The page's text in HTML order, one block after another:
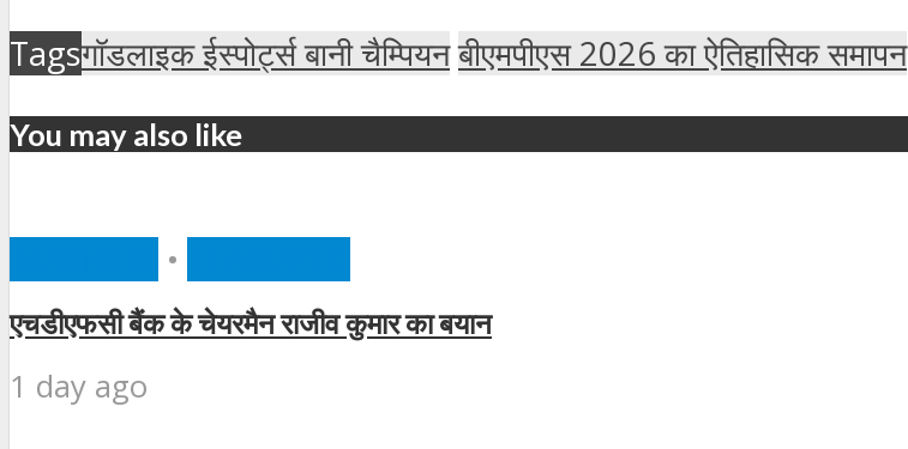
Tagsगॉडलाइक ईस्पोर्ट्स बानी चैम्पियनबीएमपीएस 2026 का ऐतिहासिक समापन
You may also like
•
एचडीएफसी बैंक के चेयरमैन राजीव कुमार का बयान
1 day ago